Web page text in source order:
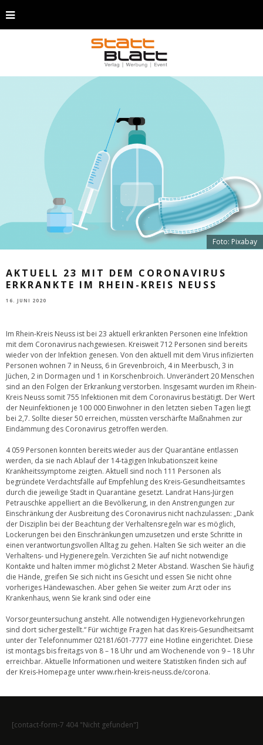
Foto: Pixabay
AKTUELL 23 MIT DEM CORONAVIRUS
ERKRANKTE IM RHEIN-KREIS NEUSS
16. JUNI 2020
Im Rhein-Kreis Neuss ist bei 23 aktuell erkrankten Personen eine Infektion
mit dem Coronavirus nachgewiesen. Kreisweit 712 Personen sind bereits
wieder von der Infektion genesen. Von den aktuell mit dem Virus infizierten
Personen wohnen 7 in Neuss, 6 in Grevenbroich, 4 in Meerbusch, 3 in
Jüchen, 2 in Dormagen und 1 in Korschenbroich. Unverändert 20 Menschen
sind an den Folgen der Erkrankung verstorben. Insgesamt wurden im Rhein-
Kreis Neuss somit 755 Infektionen mit dem Coronavirus bestätigt. Der Wert
der Neuinfektionen je 100 000 Einwohner in den letzten sieben Tagen liegt
bei 2,7. Sollte dieser 50 erreichen, müssten verschärfte Maßnahmen zur
Eindämmung des Coronavirus getroffen werden.
4 059 Personen konnten bereits wieder aus der Quarantäne entlassen
werden, da sie nach Ablauf der 14-tägigen Inkubationszeit keine
Krankheitssymptome zeigten. Aktuell sind noch 111 Personen als
begründete Verdachtsfälle auf Empfehlung des Kreis-Gesundheitsamtes
durch die jeweilige Stadt in Quarantäne gesetzt. Landrat Hans-Jürgen
Petrauschke appelliert an die Bevölkerung, in den Anstrengungen zur
Einschränkung der Ausbreitung des Coronavirus nicht nachzulassen: „Dank
der Disziplin bei der Beachtung der Verhaltensregeln war es möglich,
Lockerungen bei den Einschränkungen umzusetzen und erste Schritte in
einen verantwortungsvollen Alltag zu gehen. Halten Sie sich weiter an die
Verhaltens- und Hygieneregeln. Verzichten Sie auf nicht notwendige
Kontakte und halten immer möglichst 2 Meter Abstand. Waschen Sie häufig
die Hände, greifen Sie sich nicht ins Gesicht und essen Sie nicht ohne
vorheriges Händewaschen. Aber gehen Sie weiter zum Arzt oder ins
Krankenhaus, wenn Sie krank sind oder eine
Vorsorgeuntersuchung ansteht. Alle notwendigen Hygienevorkehrungen
sind dort sichergestellt.“ Für wichtige Fragen hat das Kreis-Gesundheitsamt
unter der Telefonnummer 02181/601-7777 eine Hotline eingerichtet. Diese
ist montags bis freitags von 8 – 18 Uhr und am Wochenende von 9 – 18 Uhr
erreichbar. Aktuelle Informationen und weitere Statistiken finden sich auf
der Kreis-Homepage unterwww.rhein-kreis-neuss.de/corona.
[contact-form-7 404 "Nicht gefunden"]